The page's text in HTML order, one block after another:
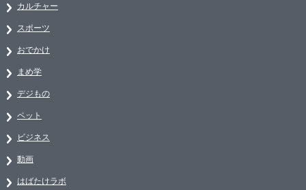
カルチャー
スポーツ
おでかけ
まめ学
デジもの
ペット
ビジネス
動画
はばたけラボ